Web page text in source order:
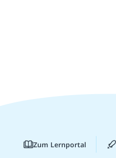
Zum Lernportal